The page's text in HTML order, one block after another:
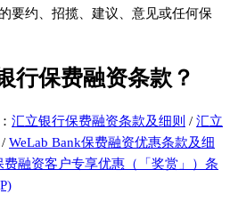
要约、招揽、建议、意见或任何保
行保费融资条款？
汇立银行保费融资条款及细则 / 汇立
/ WeLab Bank保费融资优惠条款及细
费融资客户专享优惠（「奖赏」）条